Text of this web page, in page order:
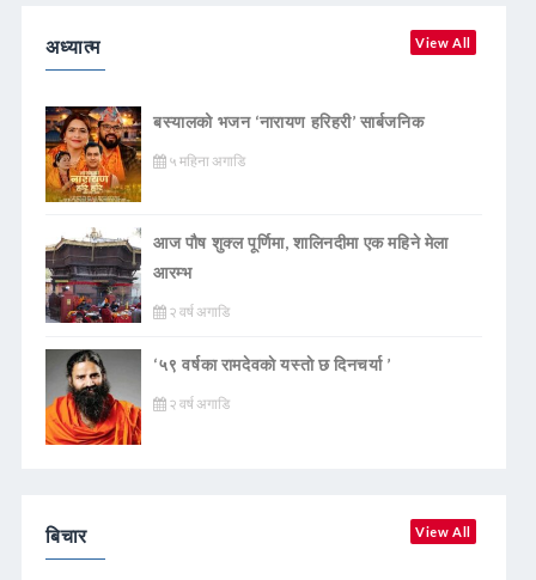
अध्यात्म View All
बस्यालको भजन ‘नारायण हरिहरी’ सार्बजनिक
५ महिना अगाडि
आज पौष शुक्ल पूर्णिमा, शालिनदीमा एक महिने मेला
आरम्भ
२ वर्ष अगाडि
‘५९ वर्षका रामदेवकाे यस्ताे छ दिनचर्या ’
२ वर्ष अगाडि
बिचार View All